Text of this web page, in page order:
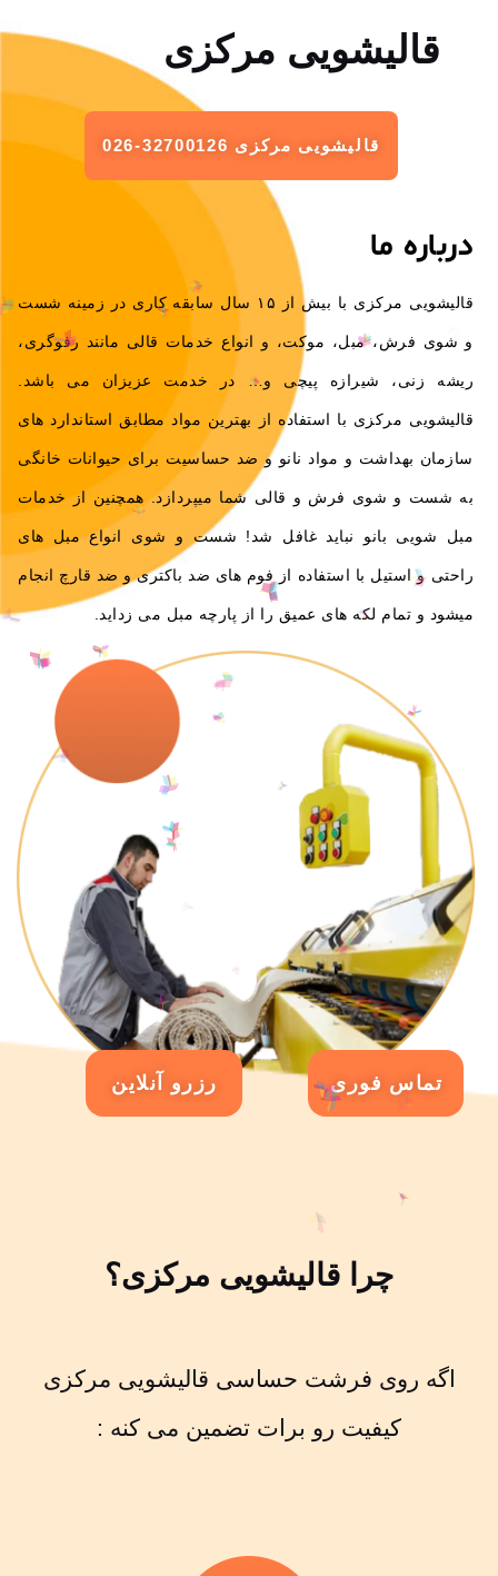
قالیشویی مرکزی
قالیشویی مرکزی 32700126-026
درباره ما
قالیشویی مرکزی با بیش از ۱۵ سال سابقه کاری در زمینه شست
و شوی فرش، مبل، موکت، و انواع خدمات قالی مانند رفوگری،
ریشه زنی، شیرازه پیچی و… در خدمت عزیزان می باشد.
قالیشویی مرکزی با استفاده از بهترین مواد مطابق استاندارد های
سازمان بهداشت و مواد نانو و ضد حساسیت برای حیوانات خانگی
به شست و شوی فرش و قالی شما میپردازد. همچنین از خدمات
مبل شویی بانو نباید غافل شد! شست و شوی انواع مبل های
راحتی و استیل با استفاده از فوم های ضد باکتری و ضد قارچ انجام
میشود و تمام لکه های عمیق را از پارچه مبل می زداید.
تماس فوری رزرو آنلاین
چرا قالیشویی مرکزی؟
اگه روی فرشت حساسی قالیشویی مرکزی
کیفیت رو برات تضمین می کنه :